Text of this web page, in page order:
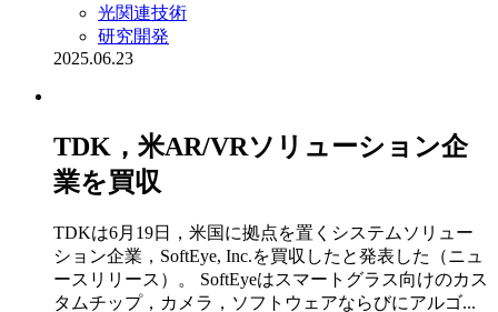
光関連技術
研究開発
2025.06.23
TDK，米AR/VRソリューション企
業を買収
TDKは6月19日，米国に拠点を置くシステムソリュー
ション企業，SoftEye, Inc.を買収したと発表した（ニュ
ースリリース）。 SoftEyeはスマートグラス向けのカス
タムチップ，カメラ，ソフトウェアならびにアルゴ...